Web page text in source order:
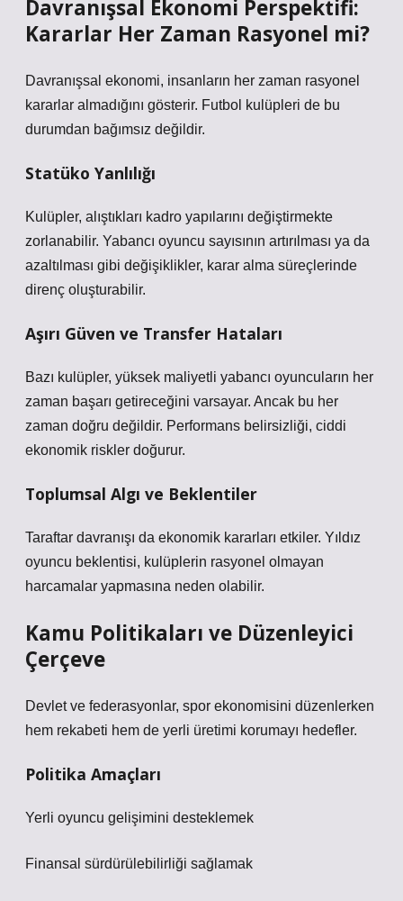
Davranışsal Ekonomi Perspektifi:
Kararlar Her Zaman Rasyonel mi?
Davranışsal ekonomi, insanların her zaman rasyonel
kararlar almadığını gösterir. Futbol kulüpleri de bu
durumdan bağımsız değildir.
Statüko Yanlılığı
Kulüpler, alıştıkları kadro yapılarını değiştirmekte
zorlanabilir. Yabancı oyuncu sayısının artırılması ya da
azaltılması gibi değişiklikler, karar alma süreçlerinde
direnç oluşturabilir.
Aşırı Güven ve Transfer Hataları
Bazı kulüpler, yüksek maliyetli yabancı oyuncuların her
zaman başarı getireceğini varsayar. Ancak bu her
zaman doğru değildir. Performans belirsizliği, ciddi
ekonomik riskler doğurur.
Toplumsal Algı ve Beklentiler
Taraftar davranışı da ekonomik kararları etkiler. Yıldız
oyuncu beklentisi, kulüplerin rasyonel olmayan
harcamalar yapmasına neden olabilir.
Kamu Politikaları ve Düzenleyici
Çerçeve
Devlet ve federasyonlar, spor ekonomisini düzenlerken
hem rekabeti hem de yerli üretimi korumayı hedefler.
Politika Amaçları
Yerli oyuncu gelişimini desteklemek
Finansal sürdürülebilirliği sağlamak